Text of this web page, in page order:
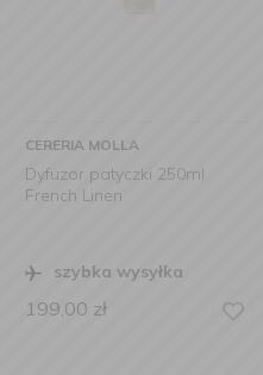
CERERIA MOLLA
Dyfuzor patyczki 250ml
French Linen
szybka wysyłka
199,00 zł